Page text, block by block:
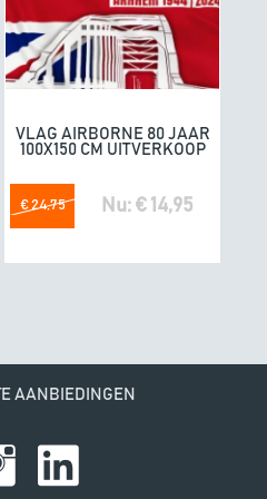
In winkelwagen
VLAG AIRBORNE 80 JAAR
100X150 CM UITVERKOOP
€ 24,75 Nu: € 14,95
AANBIEDINGEN